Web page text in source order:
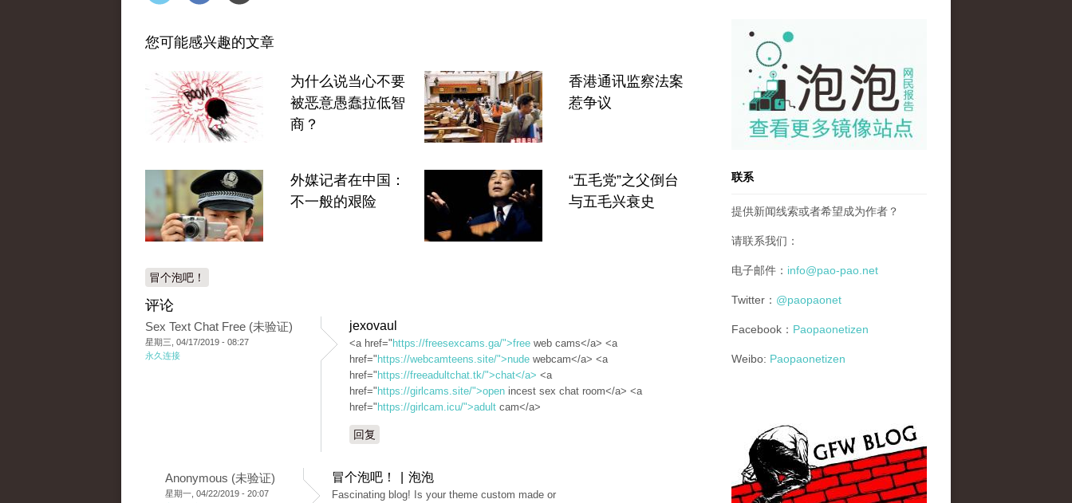
您可能感兴趣的文章
为什么说当心不要
被恶意愚蠢拉低智
商？
香港通讯监察法案
惹争议
外媒记者在中国：
不一般的艰险
“五毛党”之父倒台
与五毛兴衰史
冒个泡吧！
评论
Sex Text Chat Free (未验证)
星期三, 04/17/2019 - 08:27
永久连接
jexovaul
<a href=" https://freesexcams.ga/">free web cams</a> <a
href=" https://webcamteens.site/">nude webcam</a> <a
href=" https://freeadultchat.tk/">chat</a> <a
href=" https://girlcams.site/">open incest sex chat room</a> <a
href=" https://girlcam.icu/">adult cam</a>
回复
Anonymous (未验证)
星期一, 04/22/2019 - 20:07
冒个泡吧！ | 泡泡
Fascinating blog! Is your theme custom made or
pao-pao-banner-mirror-site-120814.jpg
联系
提供新闻线索或者希望成为作者？
请联系我们：
电子邮件： info@pao-pao.net
Twitter： @paopaonet
Facebook： Paopaonetizen
Weibo: Paopaonetizen
gfw_blog_small.jpg